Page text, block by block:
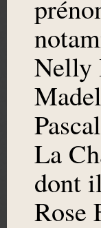
Nelly
La
dont
Rose